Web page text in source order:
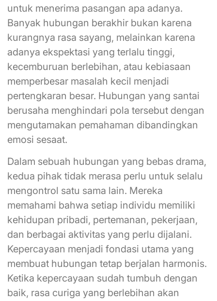
untuk menerima pasangan apa adanya.
Banyak hubungan berakhir bukan karena
kurangnya rasa sayang, melainkan karena
adanya ekspektasi yang terlalu tinggi,
kecemburuan berlebihan, atau kebiasaan
memperbesar masalah kecil menjadi
pertengkaran besar. Hubungan yang santai
berusaha menghindari pola tersebut dengan
mengutamakan pemahaman dibandingkan
emosi sesaat.
Dalam sebuah hubungan yang bebas drama,
kedua pihak tidak merasa perlu untuk selalu
mengontrol satu sama lain. Mereka
memahami bahwa setiap individu memiliki
kehidupan pribadi, pertemanan, pekerjaan,
dan berbagai aktivitas yang perlu dijalani.
Kepercayaan menjadi fondasi utama yang
membuat hubungan tetap berjalan harmonis.
Ketika kepercayaan sudah tumbuh dengan
baik, rasa curiga yang berlebihan akan